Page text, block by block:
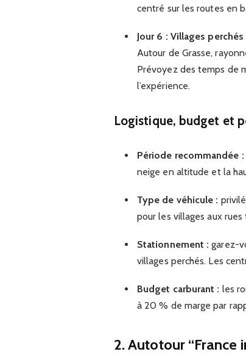
centré sur les routes en
Jour 6 : Villages
Autour de Grasse,
Prévoyez des temps de
l’expérience.
Logistique, budget et
Période recommandée :
neige en altitude et la
Type de véhicule :
pour les villages aux
Stationnement : garez-
villages perchés. Les
Budget carburant : les
à 20 % de marge par
2. Autotour “France